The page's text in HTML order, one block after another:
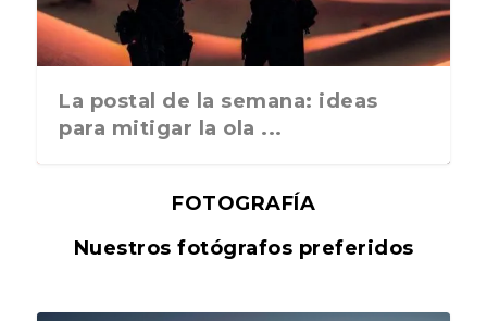
La postal de la semana: ideas
para mitigar la ola ...
FOTOGRAFÍA
Nuestros fotógrafos preferidos